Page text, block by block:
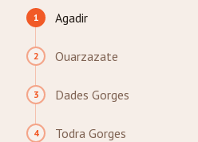
1 Agadir
2 Ouarzazate
3 Dades Gorges
4 Todra Gorges